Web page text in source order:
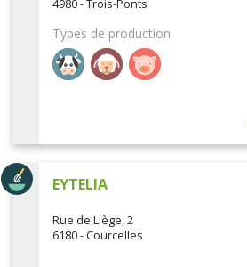
4980 - Trois-Ponts
Types de production
EYTELIA
Rue de Liège, 2
6180 - Courcelles